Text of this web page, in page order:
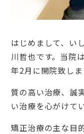
はじめまして、い
川哲也です。当院
年2月に開院致しま
質の高い治療、誠
い治療を心がけて
矯正治療の主な目